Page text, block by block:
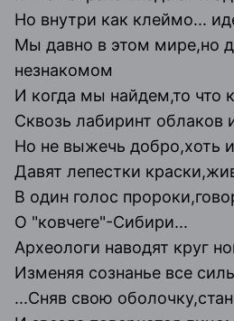
Но внутри как клеймо...
Мы давно в этом мире,но
незнакомом
И когда мы найдем,то что
Сквозь лабиринт облаков
Но не выжечь добро,хоть
Давят лепестки
В один голос
О "ковчеге"-Сибири...
Археологи наводят круг
Изменяя сознанье все
...Сняв свою